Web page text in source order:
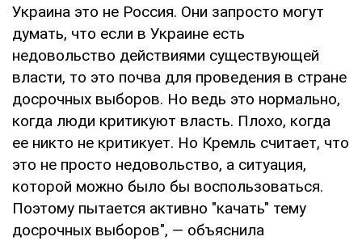
Украина это не Россия. Они запросто могут
думать, что если в Украине есть
недовольство действиями существующей
власти, то это почва для проведения в стране
досрочных выборов. Но ведь это нормально,
когда люди критикуют власть. Плохо, когда
ее никто не критикует. Но Кремль считает, что
это не просто недовольство, а ситуация,
которой можно было бы воспользоваться.
Поэтому пытается активно "качать" тему
досрочных выборов", — объяснила